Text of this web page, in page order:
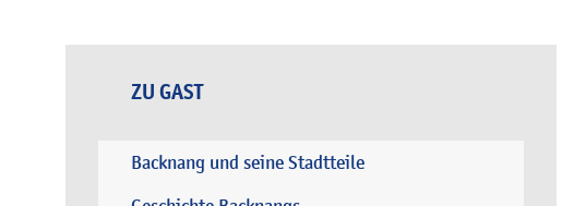
ZU GAST
Backnang und seine Stadtteile